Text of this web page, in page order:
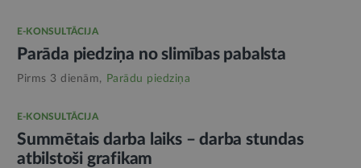
E-KONSULTĀCIJA
Parāda piedziņa no slimības pabalsta
Pirms 3 dienām, Parādu piedziņa
E-KONSULTĀCIJA
Summētais darba laiks – darba stundas
atbilstoši grafikam